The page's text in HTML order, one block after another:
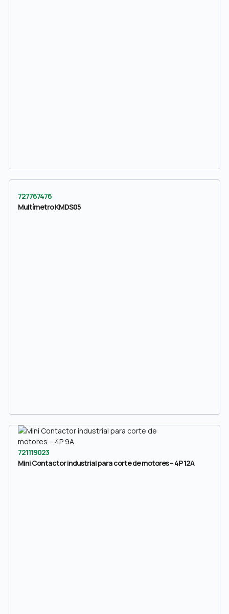
727767476
Multímetro KMDS05
721119023
Mini Contactor industrial para corte de motores – 4P 12A